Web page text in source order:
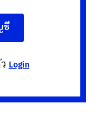
ชี
Login